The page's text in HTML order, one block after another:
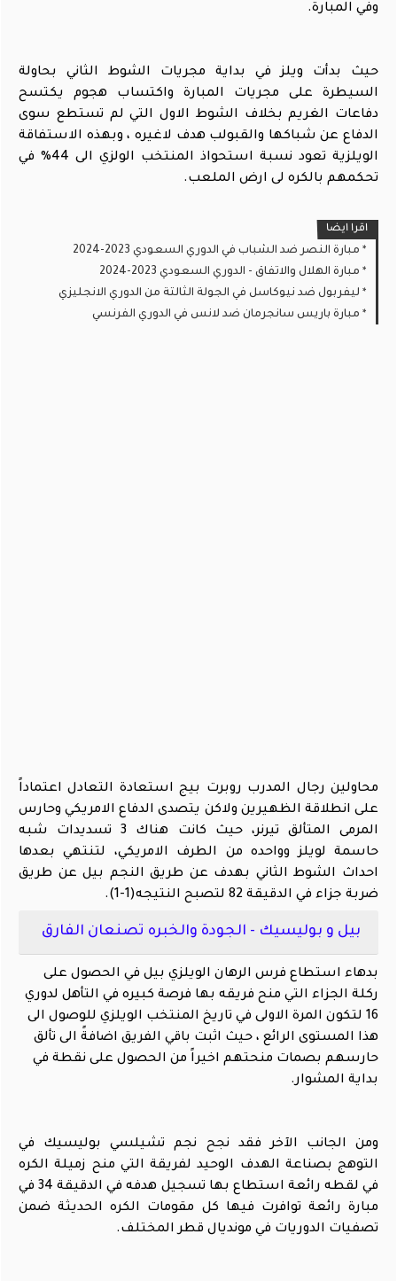
وفي المبارة.
حيث بدأت ويلز في بداية مجريات الشوط الثاني بحاولة
السيطرة على مجريات المبارة واكتساب هجوم يكتسح
دفاعات الغريم بخلاف الشوط الاول التي لم تستطع سوى
الدفاع عن شباكها والقبولب هدف لاغيره ، وبهذه الاستفاقة
الويلزية تعود نسبة استحواذ المنتخب الولزي الى 44% في
تحكمهم بالكره لى ارض الملعب.
اقرا ايضا
مبارة النصر ضد الشباب في الدوري السعودي 2023-2024
مبارة الهلال والاتفاق - الدوري السعودي 2023-2024
ليفربول ضد نيوكاسل في الجولة الثالتة من الدوري الانجليزي
مبارة باريس سانجرمان ضد لانس في الدوري الفرنسي
محاولين رجال المدرب روبرت بيج استعادة التعادل اعتماداً
على انطلاقة الظهيرين ولاكن يتصدى الدفاع الامريكي وحارس
المرمى المتألق تيرنر، حيث كانت هناك 3 تسديدات شبه
حاسمة لويلز وواحده من الطرف الامريكي، لتنتهي بعدها
احداث الشوط الثاني بهدف عن طريق النجم بيل عن طريق
ضربة جزاء في الدقيقة 82 لتصبح النتيجه(1-1).
بيل و بوليسيك - الجودة والخبره تصنعان الفارق
بدهاء استطاع فرس الرهان الويلزي بيل في الحصول على
ركلة الجزاء التي منح فريقه بها فرصة كبيره في التأهل لدوري
16 لتكون المرة الاولى في تاريخ المنتخب الويلزي للوصول الى
هذا المستوى الرائع ، حيث اثبت باقي الفريق اضافةً الى تألق
حارسهم بصمات منحتهم اخيراً من الحصول على نقطة في
بداية المشوار.
ومن الجانب الآخر فقد نجح نجم تشيلسي بوليسيك في
التوهج بصناعة الهدف الوحيد لفريقة التي منح زميلة الكره
في لقطه رائعة استطاع بها تسجيل هدفه في الدقيقة 34 في
مبارة رائعة توافرت فيها كل مقومات الكره الحديثة ضمن
تصفيات الدوريات في مونديال قطر المختلف.